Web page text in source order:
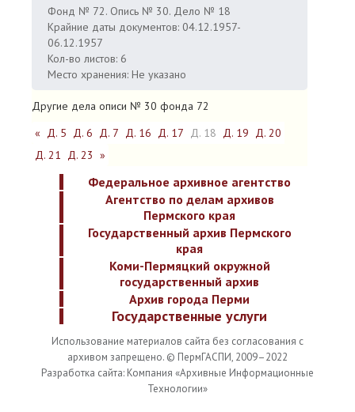
Фонд № 72. Опись № 30. Дело № 18
Крайние даты документов: 04.12.1957-
06.12.1957
Кол-во листов: 6
Место хранения: Не указано
Другие дела описи № 30 фонда 72
« Д. 5 Д. 6 Д. 7 Д. 16 Д. 17 Д. 18 Д. 19 Д. 20
Д. 21 Д. 23 »
Федеральное архивное агентство
Агентство по делам архивов
Пермского края
Государственный архив Пермского
края
Коми-Пермяцкий окружной
государственный архив
Архив города Перми
Государственные услуги
Использование материалов сайта без согласования с
архивом запрещено. © ПермГАСПИ, 2009–2022
Разработка сайта: Компания «Архивные Информационные
Технологии»